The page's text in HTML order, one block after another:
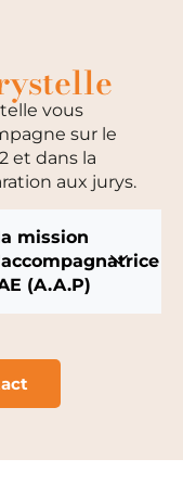
vous
sur le
et dans la
aux jurys.
mission
(A.A.P)